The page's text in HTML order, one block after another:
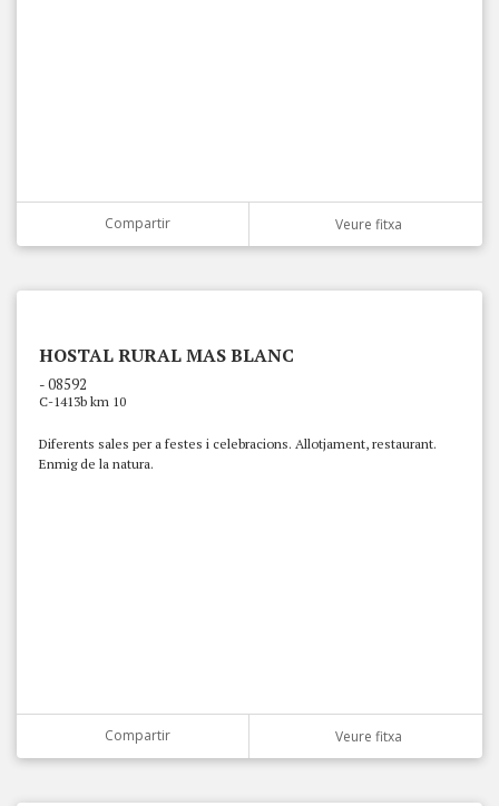
Compartir Veure fitxa
HOSTAL RURAL MAS BLANC
- 08592
C-1413b km 10
Diferents sales per a festes i celebracions. Allotjament, restaurant.
Enmig de la natura.
Compartir Veure fitxa